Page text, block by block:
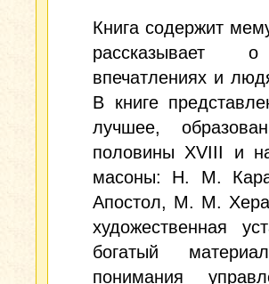
Книга содержит
рассказывает
впечатлениях и
В книге
лучшее,
половины XVIII и
масоны: Н. М.
Апостол, М. М.
художественная
богатый
понимания